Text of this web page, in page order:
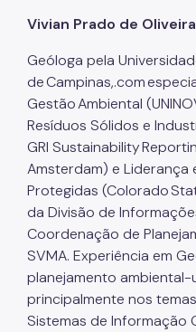
Vivian Prado de Oliveira
Geóloga pela
de Campinas,.com
Gestão Ambiental
Resíduos Sólidos e
GRI Sustainability
Amsterdam) e Liderança
Protegidas (Colorado
da Divisão de
Coordenação de
SVMA. Experiência em
planejamento
principalmente nos
Sistemas de Informação